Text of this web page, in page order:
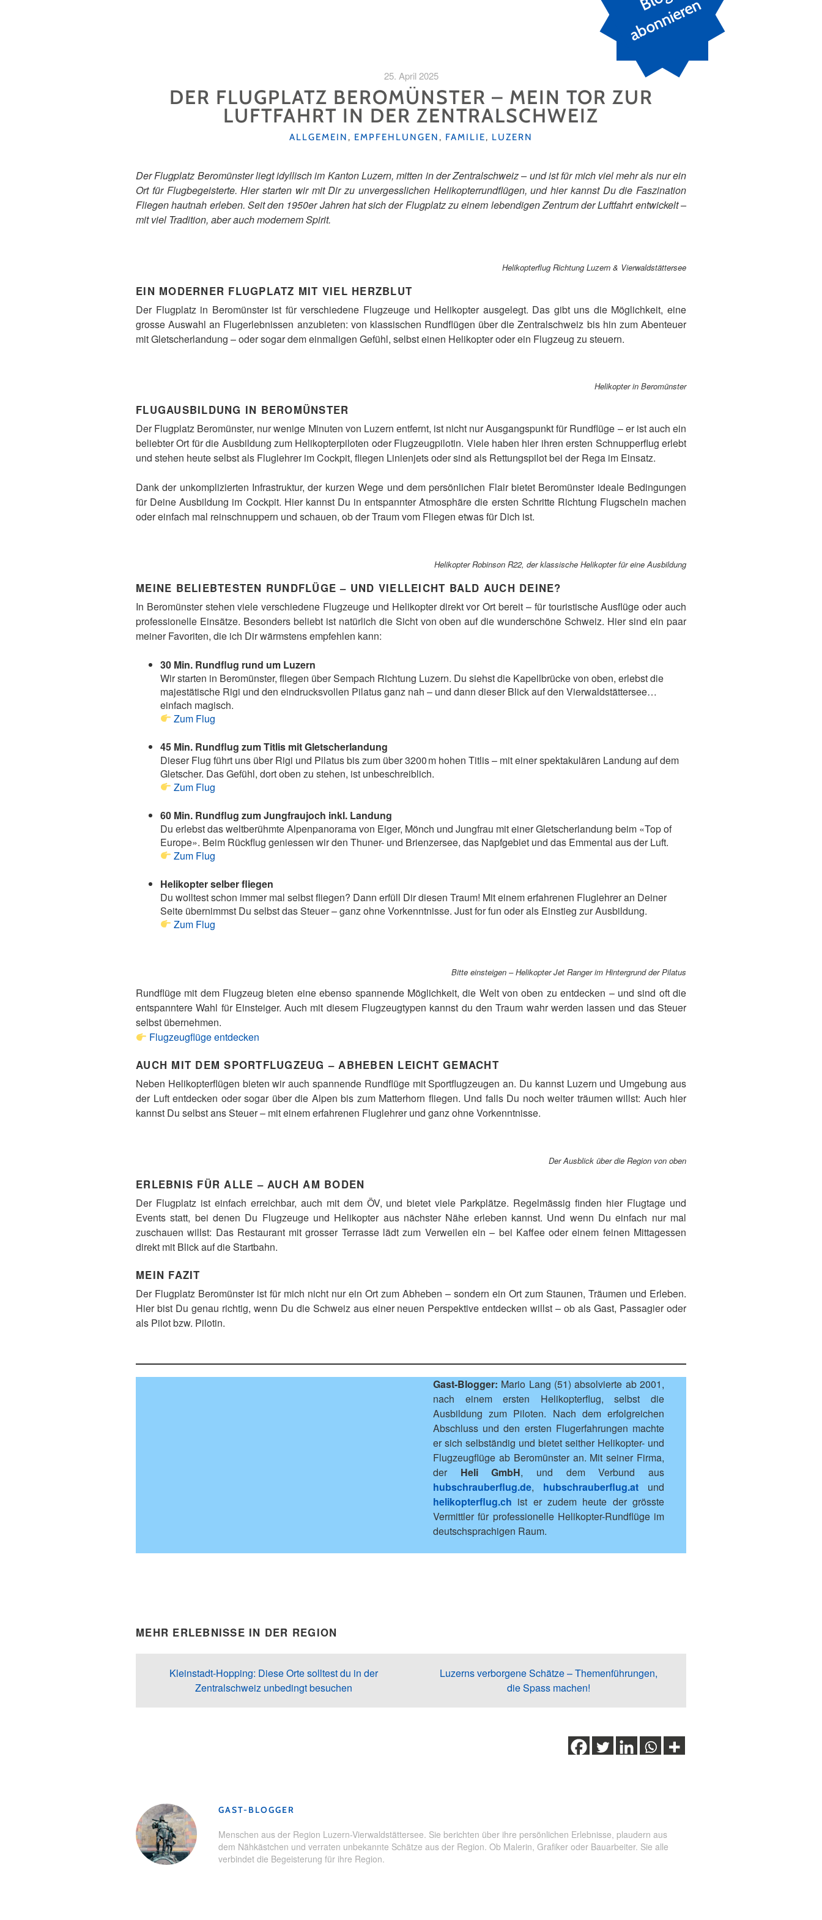
n
25. April 2025
DER FLUGPLATZ BEROMÜNSTER – MEIN TOR ZUR
LUFTFAHRT IN DER ZENTRALSCHWEIZ
KATEGORIEN
ALLGEMEIN, EMPFEHLUNGEN, FAMILIE, LUZERN
Der Flugplatz Beromünster liegt idyllisch im Kanton Luzern, mitten in der Zentralschweiz – und ist für mich viel mehr als nur ein
Ort für Flugbegeisterte. Hier starten wir mit Dir zu unvergesslichen Helikopterrundflügen, und hier kannst Du die Faszination
Fliegen hautnah erleben. Seit den 1950er Jahren hat sich der Flugplatz zu einem lebendigen Zentrum der Luftfahrt entwickelt –
mit viel Tradition, aber auch modernem Spirit.
Helikopterflug Richtung Luzern & Vierwaldstättersee
EIN MODERNER FLUGPLATZ MIT VIEL HERZBLUT
Der Flugplatz in Beromünster ist für verschiedene Flugzeuge und Helikopter ausgelegt. Das gibt uns die Möglichkeit, eine
grosse Auswahl an Flugerlebnissen anzubieten: von klassischen Rundflügen über die Zentralschweiz bis hin zum Abenteuer
mit Gletscherlandung – oder sogar dem einmaligen Gefühl, selbst einen Helikopter oder ein Flugzeug zu steuern.
Helikopter in Beromünster
FLUGAUSBILDUNG IN BEROMÜNSTER
Der Flugplatz Beromünster, nur wenige Minuten von Luzern entfernt, ist nicht nur Ausgangspunkt für Rundflüge – er ist auch ein
beliebter Ort für die Ausbildung zum Helikopterpiloten oder Flugzeugpilotin. Viele haben hier ihren ersten Schnupperflug erlebt
und stehen heute selbst als Fluglehrer im Cockpit, fliegen Linienjets oder sind als Rettungspilot bei der Rega im Einsatz.
Dank der unkomplizierten Infrastruktur, der kurzen Wege und dem persönlichen Flair bietet Beromünster ideale Bedingungen
für Deine Ausbildung im Cockpit. Hier kannst Du in entspannter Atmosphäre die ersten Schritte Richtung Flugschein machen
oder einfach mal reinschnuppern und schauen, ob der Traum vom Fliegen etwas für Dich ist.
Helikopter Robinson R22, der klassische Helikopter für eine Ausbildung
MEINE BELIEBTESTEN RUNDFLÜGE – UND VIELLEICHT BALD AUCH DEINE?
In Beromünster stehen viele verschiedene Flugzeuge und Helikopter direkt vor Ort bereit – für touristische Ausflüge oder auch
professionelle Einsätze. Besonders beliebt ist natürlich die Sicht von oben auf die wunderschöne Schweiz. Hier sind ein paar
meiner Favoriten, die ich Dir wärmstens empfehlen kann:
30 Min. Rundflug rund um Luzern
Wir starten in Beromünster, fliegen über Sempach Richtung Luzern. Du siehst die Kapellbrücke von oben, erlebst die
majestätische Rigi und den eindrucksvollen Pilatus ganz nah – und dann dieser Blick auf den Vierwaldstättersee…
einfach magisch.
Zum Flug
45 Min. Rundflug zum Titlis mit Gletscherlandung
Dieser Flug führt uns über Rigi und Pilatus bis zum über 3200 m hohen Titlis – mit einer spektakulären Landung auf dem
Gletscher. Das Gefühl, dort oben zu stehen, ist unbeschreiblich.
Zum Flug
60 Min. Rundflug zum Jungfraujoch inkl. Landung
Du erlebst das weltberühmte Alpenpanorama von Eiger, Mönch und Jungfrau mit einer Gletscherlandung beim «Top of
Europe». Beim Rückflug geniessen wir den Thuner- und Brienzersee, das Napfgebiet und das Emmental aus der Luft.
Zum Flug
Helikopter selber fliegen
Du wolltest schon immer mal selbst fliegen? Dann erfüll Dir diesen Traum! Mit einem erfahrenen Fluglehrer an Deiner
Seite übernimmst Du selbst das Steuer – ganz ohne Vorkenntnisse. Just for fun oder als Einstieg zur Ausbildung.
Zum Flug
Bitte einsteigen – Helikopter Jet Ranger im Hintergrund der Pilatus
Rundflüge mit dem Flugzeug bieten eine ebenso spannende Möglichkeit, die Welt von oben zu entdecken – und sind oft die
entspanntere Wahl für Einsteiger. Auch mit diesem Flugzeugtypen kannst du den Traum wahr werden lassen und das Steuer
selbst übernehmen.
Flugzeugflüge entdecken
AUCH MIT DEM SPORTFLUGZEUG – ABHEBEN LEICHT GEMACHT
Neben Helikopterflügen bieten wir auch spannende Rundflüge mit Sportflugzeugen an. Du kannst Luzern und Umgebung aus
der Luft entdecken oder sogar über die Alpen bis zum Matterhorn fliegen. Und falls Du noch weiter träumen willst: Auch hier
kannst Du selbst ans Steuer – mit einem erfahrenen Fluglehrer und ganz ohne Vorkenntnisse.
Der Ausblick über die Region von oben
ERLEBNIS FÜR ALLE – AUCH AM BODEN
Der Flugplatz ist einfach erreichbar, auch mit dem ÖV, und bietet viele Parkplätze. Regelmässig finden hier Flugtage und
Events statt, bei denen Du Flugzeuge und Helikopter aus nächster Nähe erleben kannst. Und wenn Du einfach nur mal
zuschauen willst: Das Restaurant mit grosser Terrasse lädt zum Verweilen ein – bei Kaffee oder einem feinen Mittagessen
direkt mit Blick auf die Startbahn.
MEIN FAZIT
Der Flugplatz Beromünster ist für mich nicht nur ein Ort zum Abheben – sondern ein Ort zum Staunen, Träumen und Erleben.
Hier bist Du genau richtig, wenn Du die Schweiz aus einer neuen Perspektive entdecken willst – ob als Gast, Passagier oder
als Pilot bzw. Pilotin.
Gast-Blogger: Mario Lang (51) absolvierte ab 2001,
nach einem ersten Helikopterflug, selbst die
Ausbildung zum Piloten. Nach dem erfolgreichen
Abschluss und den ersten Flugerfahrungen machte
er sich selbständig und bietet seither Helikopter- und
Flugzeugflüge ab Beromünster an. Mit seiner Firma,
der Heli GmbH, und dem Verbund aus
hubschrauberflug.de, hubschrauberflug.at und
helikopterflug.ch ist er zudem heute der grösste
Vermittler für professionelle Helikopter-Rundflüge im
deutschsprachigen Raum.
MEHR ERLEBNISSE IN DER REGION
Kleinstadt-Hopping: Diese Orte solltest du in der
Zentralschweiz unbedingt besuchen
Luzerns verborgene Schätze – Themenführungen,
die Spass machen!
GAST-BLOGGER
Menschen aus der Region Luzern-Vierwaldstättersee. Sie berichten über ihre persönlichen Erlebnisse, plaudern aus
dem Nähkästchen und verraten unbekannte Schätze aus der Region. Ob Malerin, Grafiker oder Bauarbeiter. Sie alle
verbindet die Begeisterung für ihre Region.